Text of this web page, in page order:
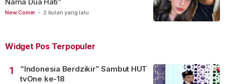
New Comer - 2 bulan yang lalu
Widget Pos Terpopuler
1
“Indonesia Berdzikir” Sambut HUT
tvOne ke-18